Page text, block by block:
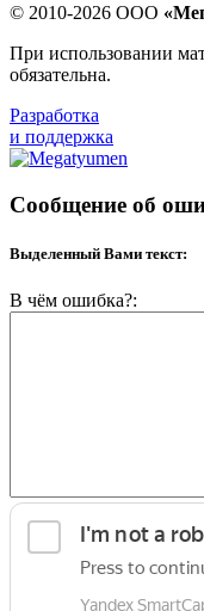
© 2010-2026 ООО
При использовании
обязательна.
Разработка
и поддержка
Сообщение об
Выделенный Вами текст:
В чём ошибка?: